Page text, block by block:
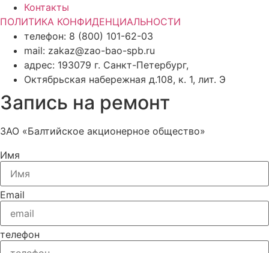
Контакты
ПОЛИТИКА КОНФИДЕНЦИАЛЬНОСТИ
телефон: 8 (800) 101-62-03
mail: zakaz@zao-bao-spb.ru
адрес: 193079 г. Санкт-Петербург,
Октябрьская набережная д.108, к. 1, лит. Э
Запись на ремонт
ЗАО «Балтийское акционерное общество»
Имя
Email
телефон